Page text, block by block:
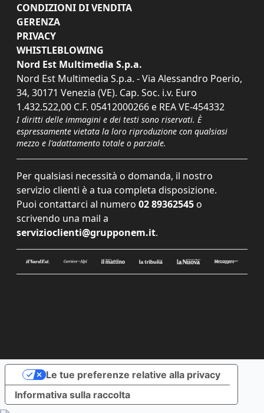
CONDIZIONI DI VENDITA
GERENZA
PRIVACY
WHISTLEBLOWING
Nord Est Multimedia S.p.a.
Nord Est Multimedia S.p.a. - Via Alessandro Poerio,
34, 30171 Venezia (VE). Cap. Soc. i.v. Euro
1.432.522,00 C.F. 05412000266 e REA VE-454332
I diritti delle immagini e dei testi sono riservati. È
espressamente vietata la loro riproduzione con qualsiasi
mezzo e l'adattamento totale o parziale.
Per qualsiasi necessità o domanda, il nostro
servizio clienti è a tua completa disposizione.
Puoi contattarci al numero 02 89362545 o
scrivendo una mail a
servizioclienti@grupponem.it.
Informativa sulla raccolta
Le tue preferenze relative alla privacy